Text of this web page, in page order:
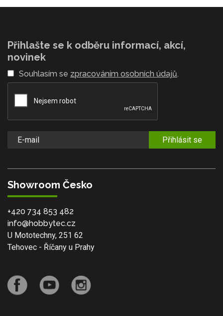
Přihlašte se k odběru informací, akcí,
novinek
Souhlasím se zpracováním osobních údajů.
Přihlásit se
Showroom Česko
+420 734 853 482
info@hobbytec.cz
U Mototechny, 251 62
Tehovec - Říčany u Prahy